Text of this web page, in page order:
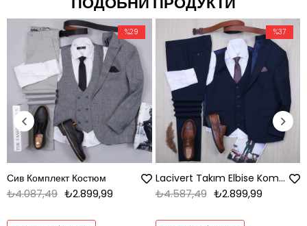
Сив Комплект Костюм
₺2.899,99
₺4.087,49
%29
Lacivert Takım Elbise Kombini
₺2.899,99
₺4.587,49
%37